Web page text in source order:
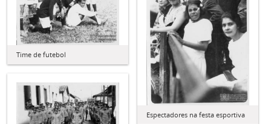
Time de futebol
Espectadores na festa esportiva